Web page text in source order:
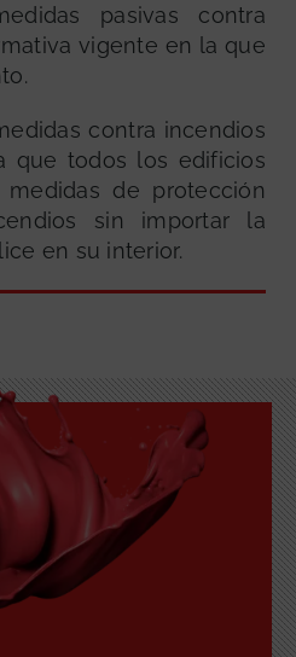
pasivas contra
vigente en la que
contra incendios
que todos los edificios
de protección
sin importar la
en su interior.